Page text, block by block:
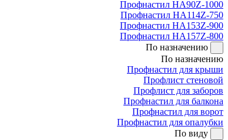
Профнастил НА90Z-1000
Профнастил НА114Z-750
Профнастил НА153Z-900
Профнастил НА157Z-800
По назначению
По назначению
Профнастил для крыши
Профлист стеновой
Профлист для заборов
Профнастил для балкона
Профнастил для ворот
Профнастил для опалубки
По виду